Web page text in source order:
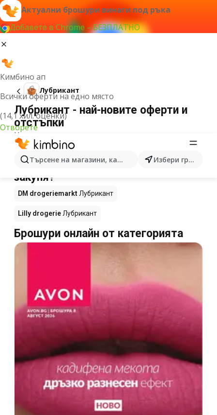
Актуални брошури винаги под ръка
Добавете в Chrome – БЕЗПЛАТНО
Кимбино ап
Всички оферти на едно място
(14,1 хил. оценки)
Отворете
Търсене на магазини, категории, продукти...Избери град
Лубрикант
Лубрикант - най-новите оферти и
отстъпки
Не можахме да намерим резултати за този
термин.
Лубрикант с намаление – Къде да
закупя?
DM drogeriemarkt Лубрикант
Lilly drogerie Лубрикант
Брошури онлайн от категорията